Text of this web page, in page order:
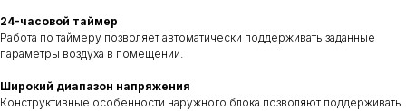
24-часовой таймер
Работа по таймеру позволяет автоматически поддерживать заданные
параметры воздуха в помещении.
Широкий диапазон напряжения
Конструктивные особенности наружного блока позволяют поддерживать